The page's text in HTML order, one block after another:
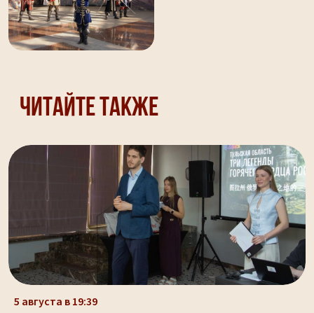
Читайте также
5 августа в 19:39